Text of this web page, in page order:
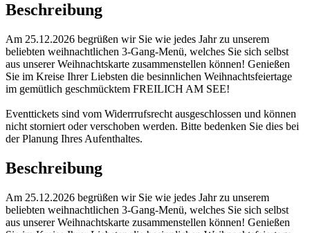
Beschreibung
Am 25.12.2026 begrüßen wir Sie wie jedes Jahr zu unserem
beliebten weihnachtlichen 3-Gang-Menü, welches Sie sich selbst
aus unserer Weihnachtskarte zusammenstellen können! Genießen
Sie im Kreise Ihrer Liebsten die besinnlichen Weihnachtsfeiertage
im gemütlich geschmücktem FREILICH AM SEE!
Eventtickets sind vom Widerrrufsrecht ausgeschlossen und können
nicht storniert oder verschoben werden. Bitte bedenken Sie dies bei
der Planung Ihres Aufenthaltes.
Beschreibung
Am 25.12.2026 begrüßen wir Sie wie jedes Jahr zu unserem
beliebten weihnachtlichen 3-Gang-Menü, welches Sie sich selbst
aus unserer Weihnachtskarte zusammenstellen können! Genießen